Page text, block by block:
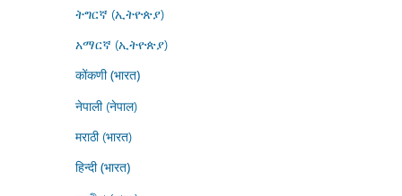
ትግርኛ (ኢትዮጵያ)
አማርኛ (ኢትዮጵያ)
कोंकणी (भारत)
नेपाली (नेपाल)
मराठी (भारत)
हिन्दी (भारत)